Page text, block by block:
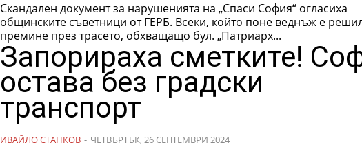
Скандален документ за нарушенията на „Спаси София“ огласиха
общинските съветници от ГЕРБ. Всеки, който поне веднъж е решил да
премине през трасето, обхващащо бул. „Патриарх...
Запорираха сметките!
остава без градски
транспорт
ИВАЙЛО СТАНКОВ - ЧЕТВЪРТЪК, 26 СЕПТЕМВРИ 2024